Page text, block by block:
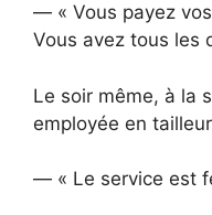
— « Vous payez
Vous avez tous les
Le soir même, à la
employée en
— « Le service est